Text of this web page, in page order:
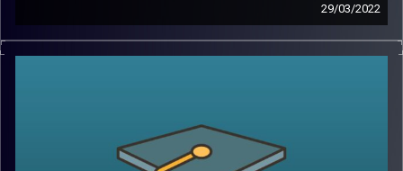
29/03/2022
אנחנו יודעים שצרת רבים היא חצי נחמה, אבל למה? את
ההיבטים הפסיכולוגיים של השאלה הזאת חקרה ד"ר דאפי